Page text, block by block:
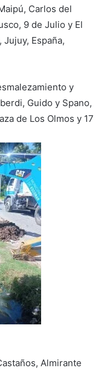
Carlos del
9 de Julio y El
España,
y
Guido y Spano,
de Los Olmos y 17
Almirante